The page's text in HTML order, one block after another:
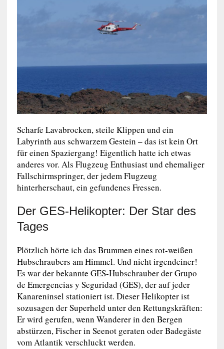
Scharfe Lavabrocken, steile Klippen und ein
Labyrinth aus schwarzem Gestein – das ist kein Ort
für einen Spaziergang! Eigentlich hatte ich etwas
anderes vor. Als Flugzeug Enthusiast und ehemaliger
Fallschirmspringer, der jedem Flugzeug
hinterherschaut, ein gefundenes Fressen.
Der GES-Helikopter: Der Star des
Tages
Plötzlich hörte ich das Brummen eines rot-weißen
Hubschraubers am Himmel. Und nicht irgendeiner!
Es war der bekannte GES-Hubschrauber der Grupo
de Emergencias y Seguridad (GES), der auf jeder
Kanareninsel stationiert ist. Dieser Helikopter ist
sozusagen der Superheld unter den Rettungskräften:
Er wird gerufen, wenn Wanderer in den Bergen
abstürzen, Fischer in Seenot geraten oder Badegäste
vom Atlantik verschluckt werden.